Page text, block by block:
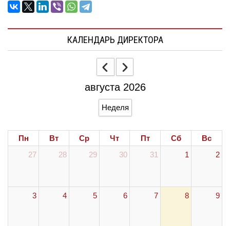
КАЛЕНДАРЬ ДИРЕКТОРА
августа 2026
Неделя
Пн Вт Ср Чт Пт Сб
Вс
27
28 29 30 31 1 2
3 4 5 6 7 8 9